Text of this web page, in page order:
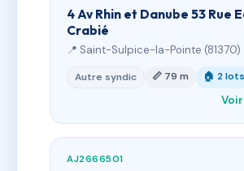
4 Av Rhin et Danube 53 Rue
Crabié
📍 Saint-Sulpice-la-Pointe (81370)
Autre syndic 📏 79 m 🏠 2 lots
AJ2666501